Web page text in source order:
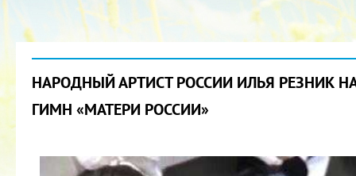
НАРОДНЫЙ АРТИСТ РОССИИ ИЛЬЯ РЕЗНИК
ГИМН «МАТЕРИ РОССИИ»